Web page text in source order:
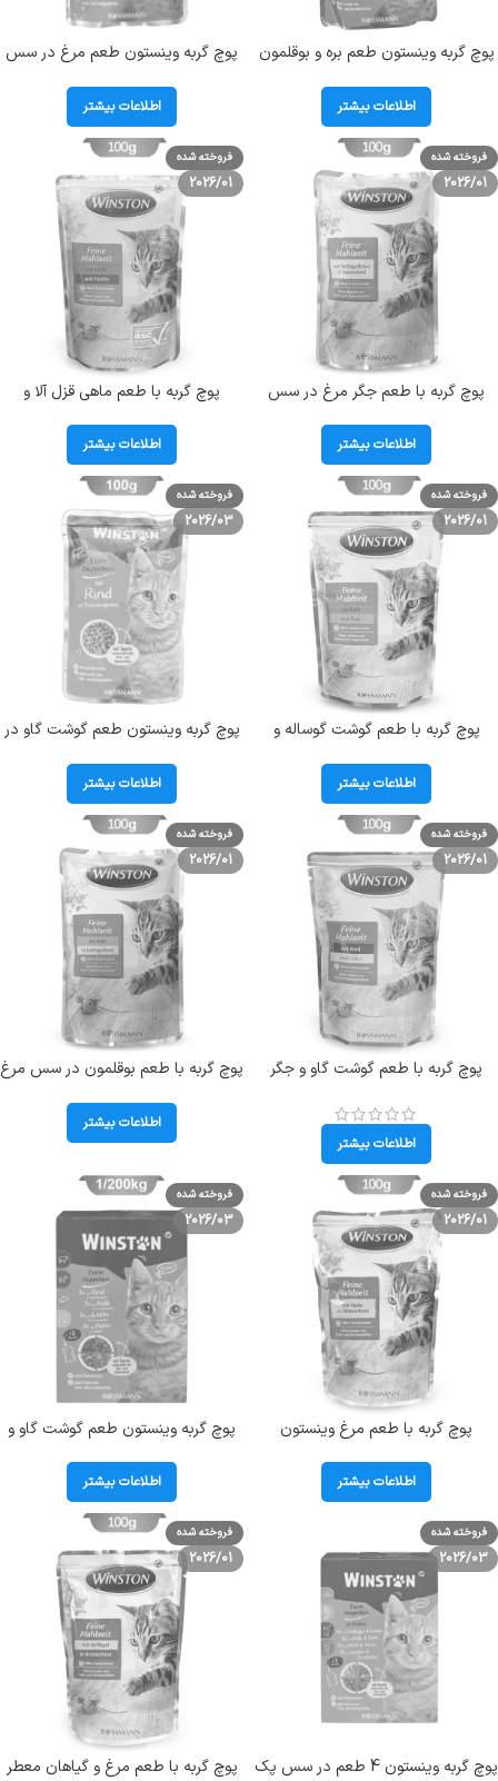
پوچ گربه وینستون طعم بره و بوقلمون
اطلاعات بیشتر
پوچ گربه وینستون طعم مرغ در سس
اطلاعات بیشتر
فروخته شده
2026/01
پوچ گربه با طعم جگر مرغ در سس
103056
اطلاعات بیشتر
فروخته شده
2026/01
پوچ گربه با طعم ماهی قزل آلا و
گرم کد103058
اطلاعات بیشتر
فروخته شده
2026/01
پوچ گربه با طعم گوشت گوساله و
گرم کد103057
اطلاعات بیشتر
فروخته شده
2026/03
پوچ گربه وینستون طعم گوشت گاو در
Rind
اطلاعات بیشتر
فروخته شده
2026/01
پوچ گربه با طعم گوشت گاو و جگر
کد103055
اطلاعات بیشتر
فروخته شده
2026/01
پوچ گربه با طعم بوقلمون در سس مرغ
کد103054
اطلاعات بیشتر
فروخته شده
2026/01
پوچ گربه با طعم مرغ وینستون
اطلاعات بیشتر
فروخته شده
2026/03
پوچ گربه وینستون طعم گوشت گاو و
Winston Huhn & Rind & Lachs &
Kalb
اطلاعات بیشتر
فروخته شده
2026/03
پوچ گربه وینستون 4 طعم در سس پک
فروخته شده
2026/01
پوچ گربه با طعم مرغ و گیاهان معطر